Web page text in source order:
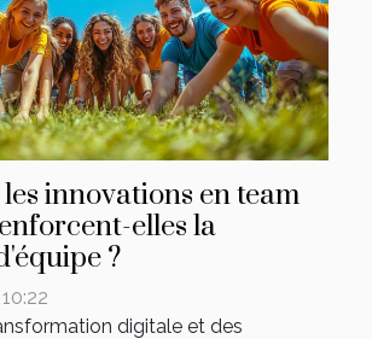
innovations en team
elles la
?
digitale et des